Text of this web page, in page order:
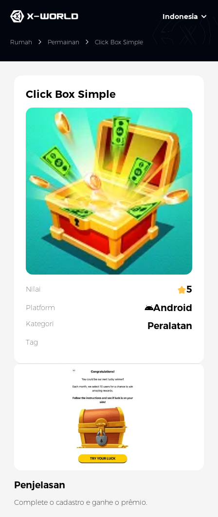
Indonesia
Rumah Permainan Click Box Simple
Slide 1 of 1
Penjelasan
Complete o cadastro e ganhe o prêmio.
Click Box Simple
Nilai 5
Platform Android
Kategori Peralatan
Tag